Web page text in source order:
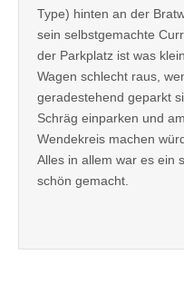
Type) hinten an der
sein selbstgemachte
der Parkplatz ist was
Wagen schlecht raus,
geradestehend geparkt
Schräg einparken und
Wendekreis machen
Alles in allem war es ein
schön gemacht.